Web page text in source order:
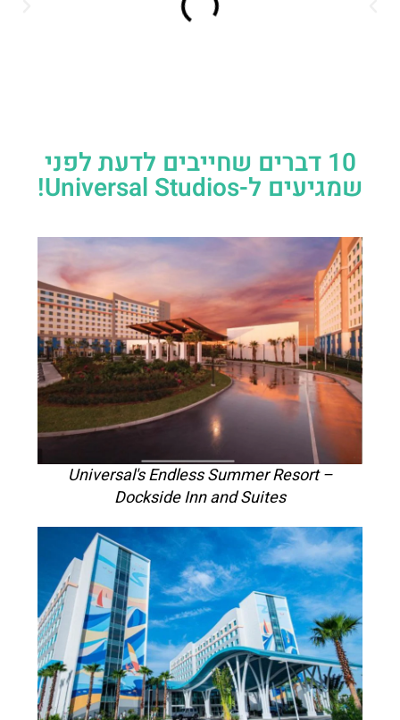
10 דברים שחייבים לדעת לפני
שמגיעים ל-Universal Studios!
Universal's Endless Summer Resort –
Dockside Inn and Suites